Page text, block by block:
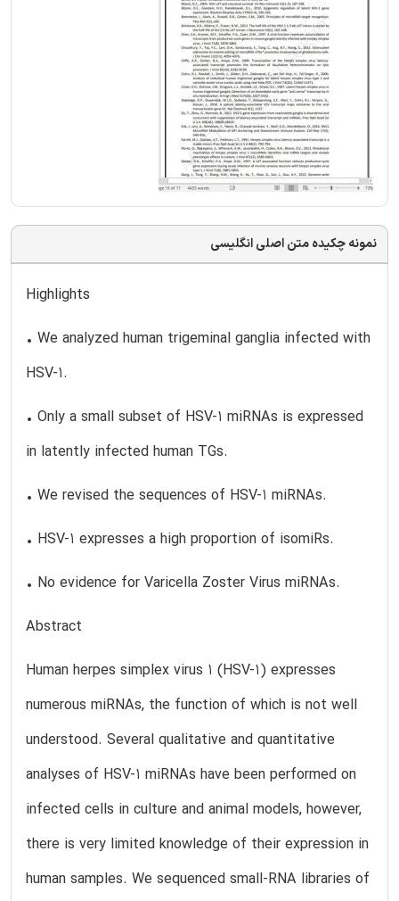
نمونه چکیده متن اصلی انگلیسی
Highlights
• We analyzed human trigeminal ganglia infected with
HSV-1.
• Only a small subset of HSV-1 miRNAs is expressed
in latently infected human TGs.
• We revised the sequences of HSV-1 miRNAs.
• HSV-1 expresses a high proportion of isomiRs.
• No evidence for Varicella Zoster Virus miRNAs.
Abstract
Human herpes simplex virus 1 (HSV-1) expresses
numerous miRNAs, the function of which is not well
understood. Several qualitative and quantitative
analyses of HSV-1 miRNAs have been performed on
infected cells in culture and animal models, however,
there is very limited knowledge of their expression in
human samples. We sequenced small-RNA libraries of